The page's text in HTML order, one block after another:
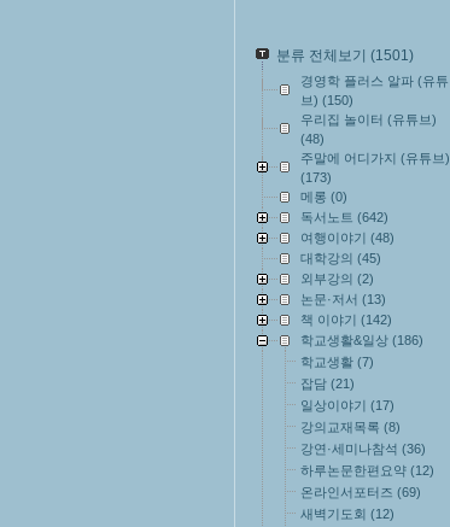
분류 전체보기 (1501)
경영학 플러스 알파 (유튜
브) (150)
우리집 놀이터 (유튜브)
(48)
주말에 어디가지 (유튜브)
(173)
메롱 (0)
독서노트 (642)
여행이야기 (48)
대학강의 (45)
외부강의 (2)
논문·저서 (13)
책 이야기 (142)
학교생활&일상 (186)
학교생활 (7)
잡담 (21)
일상이야기 (17)
강의교재목록 (8)
강연·세미나참석 (36)
하루논문한편요약 (12)
온라인서포터즈 (69)
새벽기도회 (12)